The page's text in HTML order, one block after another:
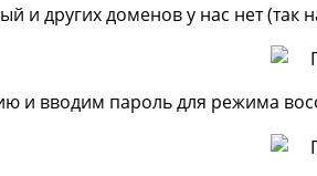
и других доменов у нас нет
и вводим пароль для режима